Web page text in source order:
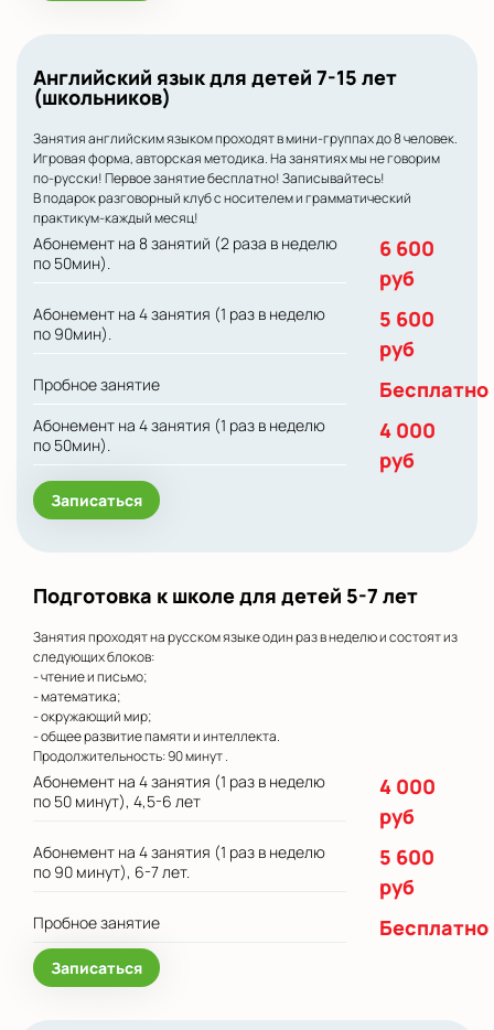
Английский язык для детей 7-15 лет
(школьников)
Занятия английским языком проходят в мини-группах до 8 человек.
Игровая форма, авторская методика. На занятиях мы не говорим
по-русски! Первое занятие бесплатно! Записывайтесь!
В подарок разговорный клуб с носителем и грамматический
практикум-каждый месяц!
Абонемент на 8 занятий (2 раза в неделю
по 50мин).
6 600
руб
Абонемент на 4 занятия (1 раз в неделю
по 90мин).
5 600
руб
Пробное занятие Бесплатно
Абонемент на 4 занятия (1 раз в неделю
по 50мин).
4 000
руб
Записаться
Подготовка к школе для детей 5-7 лет
Занятия проходят на русском языке один раз в неделю и состоят из
следующих блоков:
- чтение и письмо;
- математика;
- окружающий мир;
- общее развитие памяти и интеллекта.
Продолжительность: 90 минут .
Абонемент на 4 занятия (1 раз в неделю
по 50 минут), 4,5-6 лет
4 000
руб
Абонемент на 4 занятия (1 раз в неделю
по 90 минут), 6-7 лет.
5 600
руб
Пробное занятие Бесплатно
Записаться